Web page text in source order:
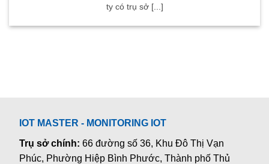
ty có trụ sở [...]
IOT MASTER - MONITORING IOT
Trụ sở chính:66 đường số 36, Khu Đô Thị Vạn
Phúc, Phường Hiệp Bình Phước, Thành phố Thủ